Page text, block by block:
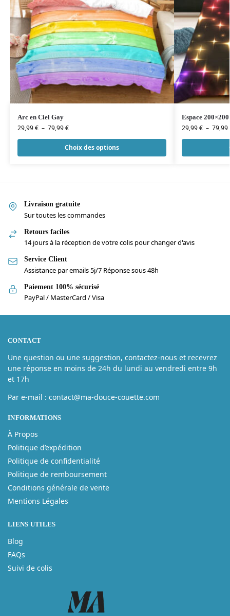
Arc en Ciel Gay
29,99€ – 79,99€
Choix des options
Espace 200×200
29,99€ – 79,99
Livraison gratuite
Sur toutes les commandes
Retours faciles
14 jours à la réception de votre colis pour changer d'avis
Service Client
Assistance par emails 5j/7 Réponse sous 48h
Paiement 100% sécurisé
PayPal / MasterCard / Visa
CONTACT
Une question ou une suggestion, contactez-nous et recevrez
une réponse en moins de 24h du lundi au vendredi entre 9h
et 17h
Par e-mail : contact@ma-douce-couette.com
INFORMATIONS
À Propos
Politique d’expédition
Politique de confidentialité
Politique de remboursement
Conditions générale de vente
Mentions Légales
LIENS UTILES
Blog
FAQs
Suivi de colis